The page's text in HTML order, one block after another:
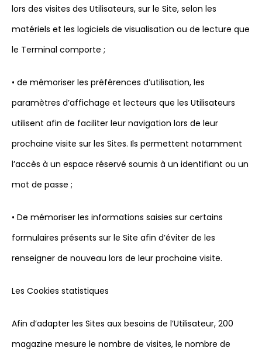
lors des visites des Utilisateurs, sur le Site, selon les
matériels et les logiciels de visualisation ou de lecture que
le Terminal comporte ;
• de mémoriser les préférences d’utilisation, les
paramètres d’affichage et lecteurs que les Utilisateurs
utilisent afin de faciliter leur navigation lors de leur
prochaine visite sur les Sites. Ils permettent notamment
l’accès à un espace réservé soumis à un identifiant ou un
mot de passe ;
• De mémoriser les informations saisies sur certains
formulaires présents sur le Site afin d’éviter de les
renseigner de nouveau lors de leur prochaine visite.
Les Cookies statistiques
Afin d’adapter les Sites aux besoins de l’Utilisateur, 200
magazine mesure le nombre de visites, le nombre de